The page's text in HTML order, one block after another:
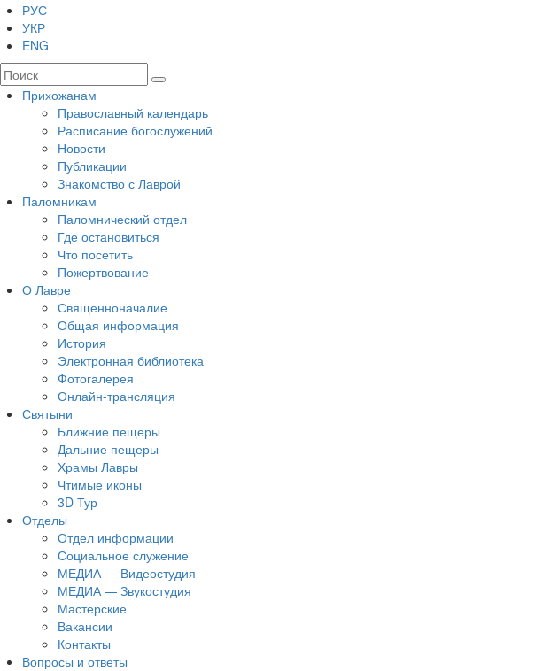
РУС
УКР
ENG
Прихожанам
Православный календарь
Расписание богослужений
Новости
Публикации
Знакомство с Лаврой
Паломникам
Паломнический отдел
Где остановиться
Что посетить
Пожертвование
О Лавре
Священноначалие
Общая информация
История
Электронная библиотека
Фотогалерея
Онлайн-трансляция
Святыни
Ближние пещеры
Дальние пещеры
Храмы Лавры
Чтимые иконы
3D Тур
Отделы
Отдел информации
Социальное служение
МЕДИА — Видеостудия
МЕДИА — Звукостудия
Мастерские
Вакансии
Контакты
Вопросы и ответы